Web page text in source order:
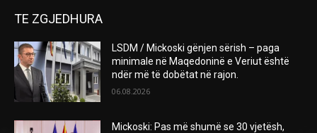
TE ZGJEDHURA
LSDM / Mickoski gënjen sërish – paga
minimale në Maqedoninë e Veriut është
ndër më të dobëtat në rajon.
06.08.2026
Mickoski: Pas më shumë se 30 vjetësh,